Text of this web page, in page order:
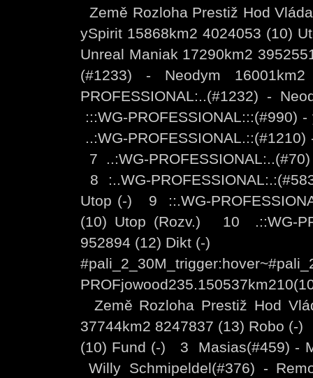
Země Rozloha Prestiž Hod
ySpirit 15868km2 4024053 (10)
Unreal Maniak 17290km2
(#1233) - Neodym
PROFESSIONAL:..(#1232) -
:::WG-
..:WG-
7 ..:WG-
8 :..WG-
Utop (-) 9 ::.WG-
(10) Utop (Rozv.) 10 .::WG-
952894 (12) Dikt (-)
Země Rozloha Prestiž Hod
37744km2 8247837 (13) Robo (-
(10) Fund (-) 3 Masias(#459) -
Willy Schmipeldel(#376) -